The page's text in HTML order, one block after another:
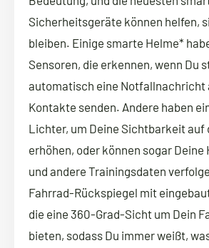
Sicherheitsgeräte können helfen,
bleiben. Einige smarte Helme*
Sensoren, die erkennen, wenn Du
automatisch eine Notfallnachricht
Kontakte senden. Andere haben
Lichter, um Deine Sichtbarkeit auf
erhöhen, oder können sogar Deine
und andere Trainingsdaten
Fahrrad-Rückspiegel mit
die eine 360-Grad-Sicht um Dein
bieten, sodass Du immer weißt,